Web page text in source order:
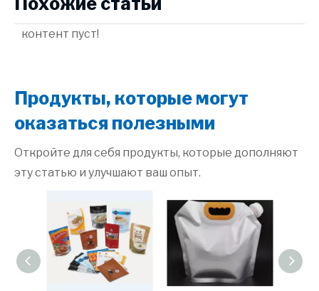
контент пуст!
Продукты, которые могут
оказаться полезными
Откройте для себя продукты, которые дополняют
эту статью и улучшают ваш опыт.